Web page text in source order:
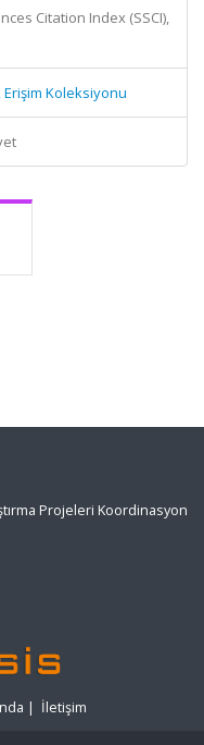
Citation Index (SSCI),
Erişim Koleksiyonu
Projeleri Koordinasyon
| İletişim